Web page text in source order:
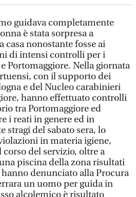
guidava completamente
è stata sorpresa a
casa nonostante fosse ai
di intensi controlli per i
Portomaggiore. Nella giornata
con il supporto dei
e del Nucleo carabinieri
hanno effettuato controlli
tra Portomaggiore ed
i reati in genere ed in
stragi del sabato sera, lo
in materia igiene,
del servizio, oltre a
piscina della zona risultati
denunciato alla Procura
un uomo per guida in
alcolemico è risultato